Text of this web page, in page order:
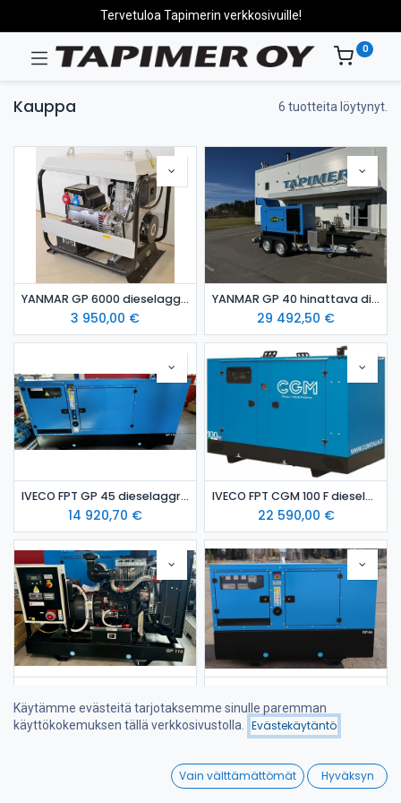
Suosituimmat
Wishlist
Tervetuloa Tapimerin verkkosivuille!
0
Kauppa 6 tuotteita löytynyt.
YANMAR GP 6000 dieselaggregaatti / varavoima-aggregaatti
3 950,00 €
YANMAR GP 40 hinattava dieselaggregaatti varavoimalaite Stage 5
29 492,50 €
IVECO FPT GP 45 dieselaggregaatti / varavoima-aggregaatti
14 920,70 €
IVECO FPT CGM 100 F dieselaggregaatti / varavoima-aggregaatti
22 590,00 €
19 295,63€ 23 999,99€
Käytämme evästeitä tarjotaksemme sinulle paremman
käyttökokemuksen tällä verkkosivustolla.
Evästekäytäntö
Vain välttämättömät Hyväksyn